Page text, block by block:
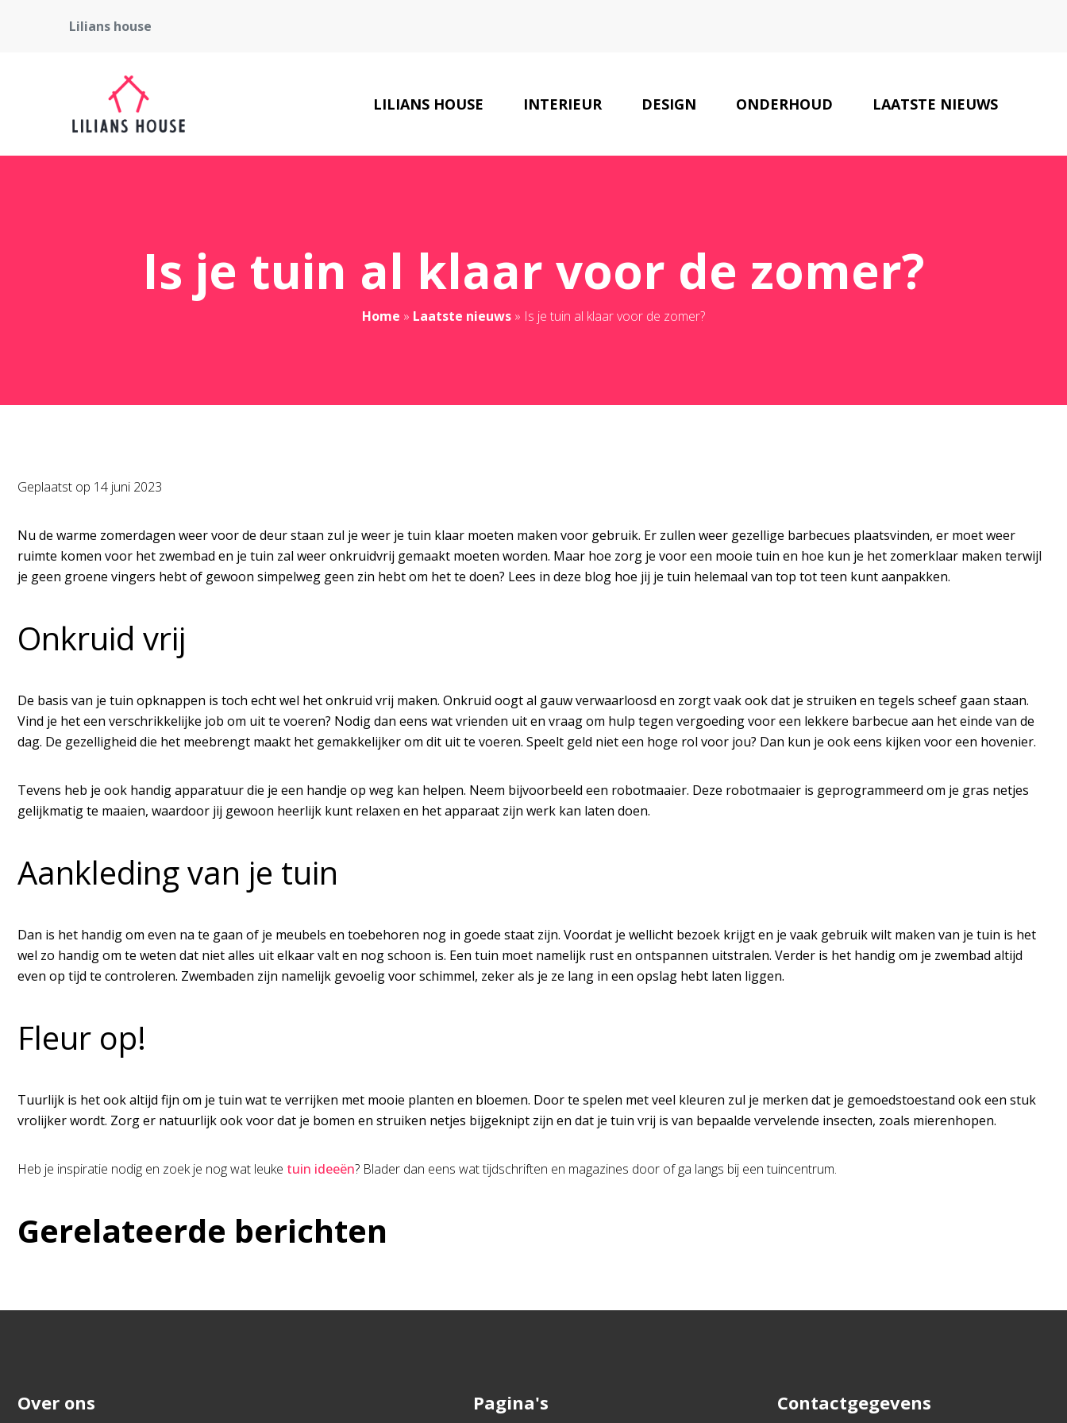
Lilians house
LILIANS HOUSE INTERIEUR DESIGN ONDERHOUD LAATSTE NIEUWS
Is je tuin al klaar voor de zomer?
Home » Laatste nieuws » Is je tuin al klaar voor de zomer?
Geplaatst op 14 juni 2023
Nu de warme zomerdagen weer voor de deur staan zul je weer je tuin klaar moeten maken voor gebruik. Er zullen weer gezellige barbecues plaatsvinden, er moet weer
ruimte komen voor het zwembad en je tuin zal weer onkruidvrij gemaakt moeten worden. Maar hoe zorg je voor een mooie tuin en hoe kun je het zomerklaar maken terwijl
je geen groene vingers hebt of gewoon simpelweg geen zin hebt om het te doen? Lees in deze blog hoe jij je tuin helemaal van top tot teen kunt aanpakken.
Onkruid vrij
De basis van je tuin opknappen is toch echt wel het onkruid vrij maken. Onkruid oogt al gauw verwaarloosd en zorgt vaak ook dat je struiken en tegels scheef gaan staan.
Vind je het een verschrikkelijke job om uit te voeren? Nodig dan eens wat vrienden uit en vraag om hulp tegen vergoeding voor een lekkere barbecue aan het einde van de
dag. De gezelligheid die het meebrengt maakt het gemakkelijker om dit uit te voeren. Speelt geld niet een hoge rol voor jou? Dan kun je ook eens kijken voor een hovenier.
Tevens heb je ook handig apparatuur die je een handje op weg kan helpen. Neem bijvoorbeeld een robotmaaier. Deze robotmaaier is geprogrammeerd om je gras netjes
gelijkmatig te maaien, waardoor jij gewoon heerlijk kunt relaxen en het apparaat zijn werk kan laten doen.
Aankleding van je tuin
Dan is het handig om even na te gaan of je meubels en toebehoren nog in goede staat zijn. Voordat je wellicht bezoek krijgt en je vaak gebruik wilt maken van je tuin is het
wel zo handig om te weten dat niet alles uit elkaar valt en nog schoon is. Een tuin moet namelijk rust en ontspannen uitstralen. Verder is het handig om je zwembad altijd
even op tijd te controleren. Zwembaden zijn namelijk gevoelig voor schimmel, zeker als je ze lang in een opslag hebt laten liggen.
Fleur op!
Tuurlijk is het ook altijd fijn om je tuin wat te verrijken met mooie planten en bloemen. Door te spelen met veel kleuren zul je merken dat je gemoedstoestand ook een stuk
vrolijker wordt. Zorg er natuurlijk ook voor dat je bomen en struiken netjes bijgeknipt zijn en dat je tuin vrij is van bepaalde vervelende insecten, zoals mierenhopen.
Heb je inspiratie nodig en zoek je nog wat leuke tuin ideeën? Blader dan eens wat tijdschriften en magazines door of ga langs bij een tuincentrum.
Gerelateerde berichten
Over ons Pagina's Contactgegevens